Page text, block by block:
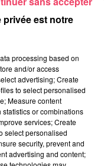
POUR AMIENS
privée est notre
processing based on
and/or access
advertising; Create
to select personalised
Measure content
or combinations
services; Create
select personalised
security, prevent and
advertising and content;